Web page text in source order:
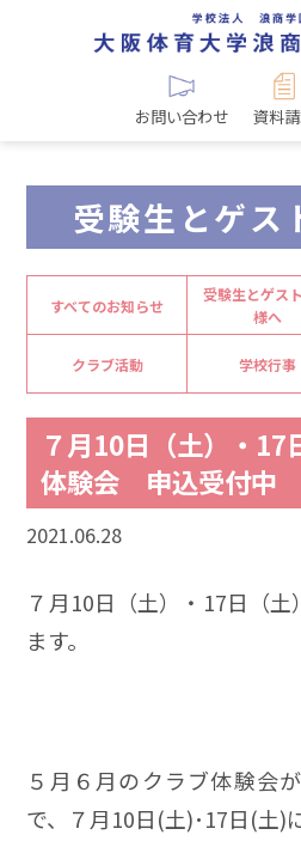
お問い合わせ 資料
受験生とゲス
すべてのお知らせ
受験生とゲス
様へ
クラブ活動 学校行事
７月10日（土）・17
体験会 申込受付中
2021.06.28
７月10日（土）・17日（
ます。
５月６月のクラブ体験会
で、７月10日(土)･17日(土)